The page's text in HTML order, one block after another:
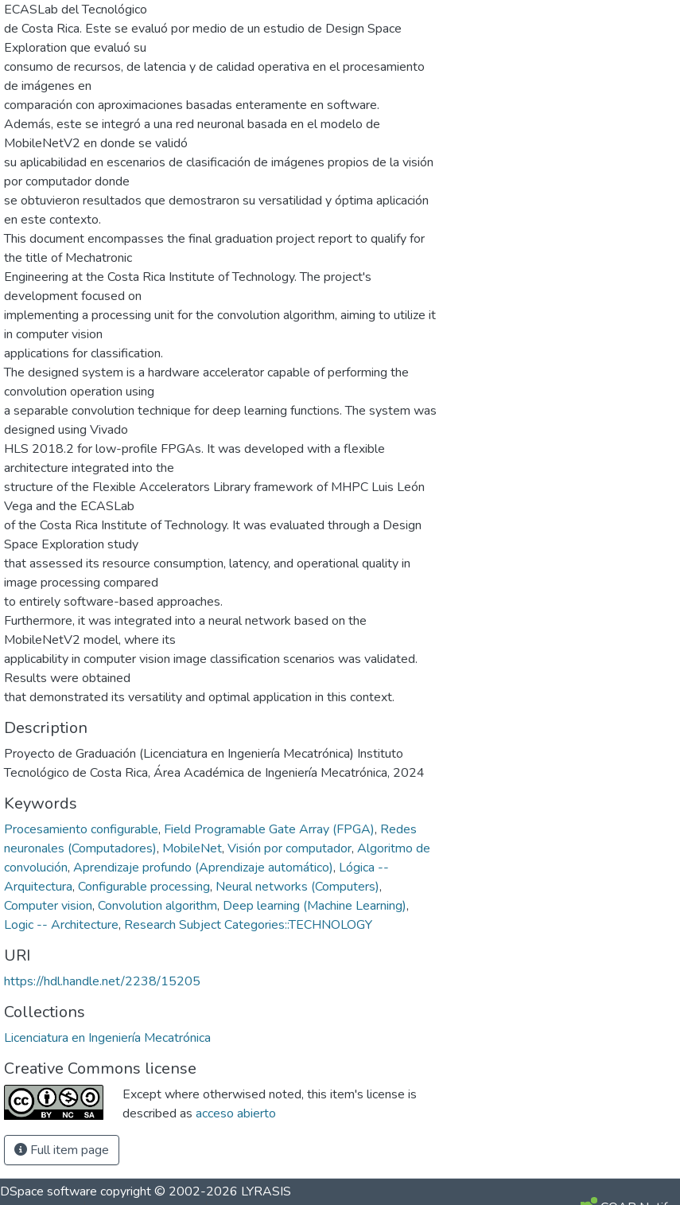
ECASLab del Tecnológico
de Costa Rica. Este se evaluó por medio de un estudio de Design Space
Exploration que evaluó su
consumo de recursos, de latencia y de calidad operativa en el procesamiento
de imágenes en
comparación con aproximaciones basadas enteramente en software.
Además, este se integró a una red neuronal basada en el modelo de
MobileNetV2 en donde se validó
su aplicabilidad en escenarios de clasificación de imágenes propios de la visión
por computador donde
se obtuvieron resultados que demostraron su versatilidad y óptima aplicación
en este contexto.
This document encompasses the final graduation project report to qualify for
the title of Mechatronic
Engineering at the Costa Rica Institute of Technology. The project's
development focused on
implementing a processing unit for the convolution algorithm, aiming to utilize it
in computer vision
applications for classification.
The designed system is a hardware accelerator capable of performing the
convolution operation using
a separable convolution technique for deep learning functions. The system was
designed using Vivado
HLS 2018.2 for low-profile FPGAs. It was developed with a flexible
architecture integrated into the
structure of the Flexible Accelerators Library framework of MHPC Luis León
Vega and the ECASLab
of the Costa Rica Institute of Technology. It was evaluated through a Design
Space Exploration study
that assessed its resource consumption, latency, and operational quality in
image processing compared
to entirely software-based approaches.
Furthermore, it was integrated into a neural network based on the
MobileNetV2 model, where its
applicability in computer vision image classification scenarios was validated.
Results were obtained
that demonstrated its versatility and optimal application in this context.
Description
Proyecto de Graduación (Licenciatura en Ingeniería Mecatrónica) Instituto
Tecnológico de Costa Rica, Área Académica de Ingeniería Mecatrónica, 2024
Keywords
Procesamiento configurable, Field Programable Gate Array (FPGA), Redes
neuronales (Computadores), MobileNet, Visión por computador, Algoritmo de
convolución, Aprendizaje profundo (Aprendizaje automático), Lógica --
Arquitectura, Configurable processing, Neural networks (Computers),
Computer vision, Convolution algorithm, Deep learning (Machine Learning),
Logic -- Architecture, Research Subject Categories::TECHNOLOGY
URI
https://hdl.handle.net/2238/15205
Collections
Licenciatura en Ingeniería Mecatrónica
Creative Commons license
Except where otherwised noted, this item's license is
described as acceso abierto
Full item page
DSpace software copyright © 2002-2026 LYRASIS